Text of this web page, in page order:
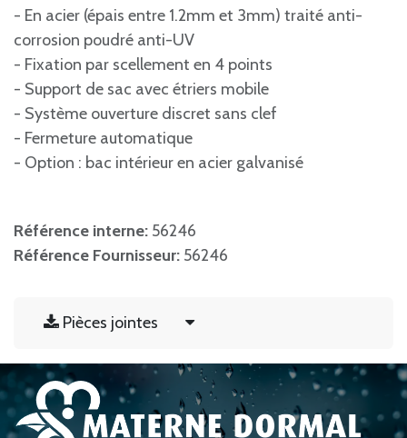
- En acier (épais entre 1.2mm et 3mm) traité anti-
corrosion poudré anti-UV
- Fixation par scellement en 4 points
- Support de sac avec étriers mobile
- Système ouverture discret sans clef
- Fermeture automatique
- Option : bac intérieur en acier galvanisé
Référence interne: 56246
Référence Fournisseur: 56246
Pièces jointes